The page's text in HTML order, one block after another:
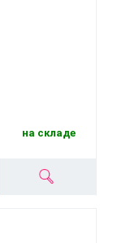
на складе